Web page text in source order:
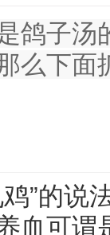
鸽子汤
么下面
”的说
血可谓